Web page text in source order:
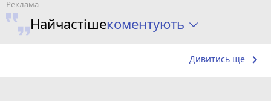
Найчастішекоментують
Дивитись ще keyboard_arrow_right